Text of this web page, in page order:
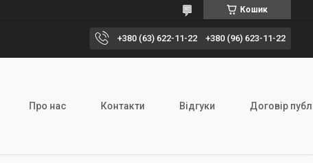
Кошик
+380 (63) 622-11-22 +380 (96) 623-11-22
Про нас Контакти Відгуки Договір